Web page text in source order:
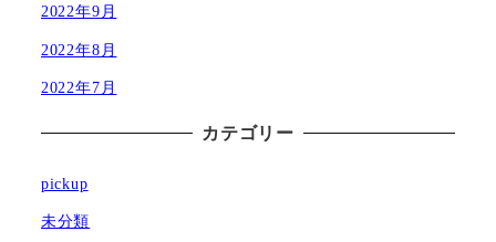
2022年9月
2022年8月
2022年7月
カテゴリー
pickup
未分類